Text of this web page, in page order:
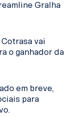
Gralha
vai
o ganhador da
em breve,
para